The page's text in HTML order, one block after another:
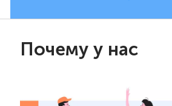
Почему у нас